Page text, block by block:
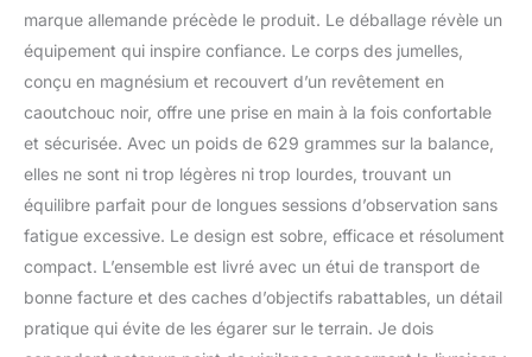
marque allemande précède le produit. Le déballage révèle un
équipement qui inspire confiance. Le corps des jumelles,
conçu en magnésium et recouvert d’un revêtement en
caoutchouc noir, offre une prise en main à la fois confortable
et sécurisée. Avec un poids de 629 grammes sur la balance,
elles ne sont ni trop légères ni trop lourdes, trouvant un
équilibre parfait pour de longues sessions d’observation sans
fatigue excessive. Le design est sobre, efficace et résolument
compact. L’ensemble est livré avec un étui de transport de
bonne facture et des caches d’objectifs rabattables, un détail
pratique qui évite de les égarer sur le terrain. Je dois